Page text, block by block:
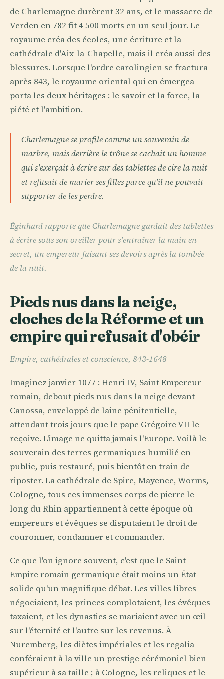
de Charlemagne durèrent 32 ans, et le massacre de
Verden en 782 fit 4 500 morts en un seul jour. Le
royaume créa des écoles, une écriture et la
cathédrale d'Aix-la-Chapelle, mais il créa aussi des
blessures. Lorsque l'ordre carolingien se fractura
après 843, le royaume oriental qui en émergea
porta les deux héritages : le savoir et la force, la
piété et l'ambition.
Charlemagne se profile comme un souverain de
marbre, mais derrière le trône se cachait un homme
qui s'exerçait à écrire sur des tablettes de cire la nuit
et refusait de marier ses filles parce qu'il ne pouvait
supporter de les perdre.
Éginhard rapporte que Charlemagne gardait des tablettes
à écrire sous son oreiller pour s'entraîner la main en
secret, un empereur faisant ses devoirs après la tombée
de la nuit.
Pieds nus dans la neige,
cloches de la Réforme et un
empire qui refusait d'obéir
Empire, cathédrales et conscience, 843-1648
Imaginez janvier 1077 : Henri IV, Saint Empereur
romain, debout pieds nus dans la neige devant
Canossa, enveloppé de laine pénitentielle,
attendant trois jours que le pape Grégoire VII le
reçoive. L'image ne quitta jamais l'Europe. Voilà le
souverain des terres germaniques humilié en
public, puis restauré, puis bientôt en train de
riposter. La cathédrale de Spire, Mayence, Worms,
Cologne, tous ces immenses corps de pierre le
long du Rhin appartiennent à cette époque où
empereurs et évêques se disputaient le droit de
couronner, condamner et commander.
Ce que l'on ignore souvent, c'est que le Saint-
Empire romain germanique était moins un État
solide qu'un magnifique débat. Les villes libres
négociaient, les princes complotaient, les évêques
taxaient, et les dynasties se mariaient avec un œil
sur l'éternité et l'autre sur les revenus. À
Nuremberg, les diètes impériales et les regalia
conféraient à la ville un prestige cérémoniel bien
supérieur à sa taille ; à Cologne, les reliques et le